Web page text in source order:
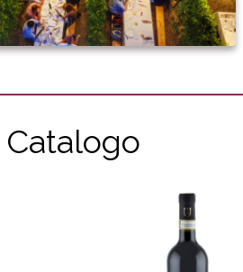
Catalogo